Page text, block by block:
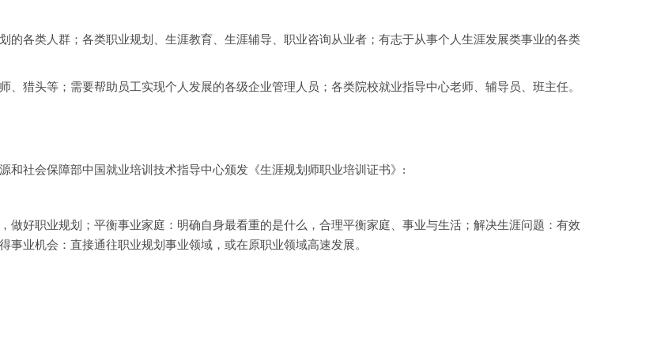
各类人群；各类职业规划、生涯教育、生涯辅导、职业咨询从业者；有志于从事个人生涯发展类事业的各类
头等；需要帮助员工实现个人发展的各级企业管理人员；各类院校就业指导中心老师、辅导员、班主任。
社会保障部中国就业培训技术指导中心颁发《生涯规划师职业培训证书》:
做好职业规划；平衡事业家庭：明确自身最看重的是什么，合理平衡家庭、事业与生活；解决生涯问题：有效
业机会：直接通往职业规划事业领域，或在原职业领域高速发展。